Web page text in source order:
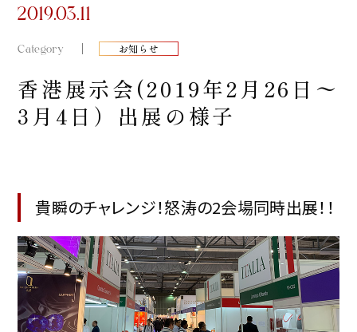
2019.03.11
Category お知らせ
香港展示会(2019年2月26日〜
3月4日）出展の様子
貴瞬のチャレンジ！怒涛の2会場同時出展！！